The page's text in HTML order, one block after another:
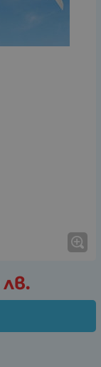
лв.